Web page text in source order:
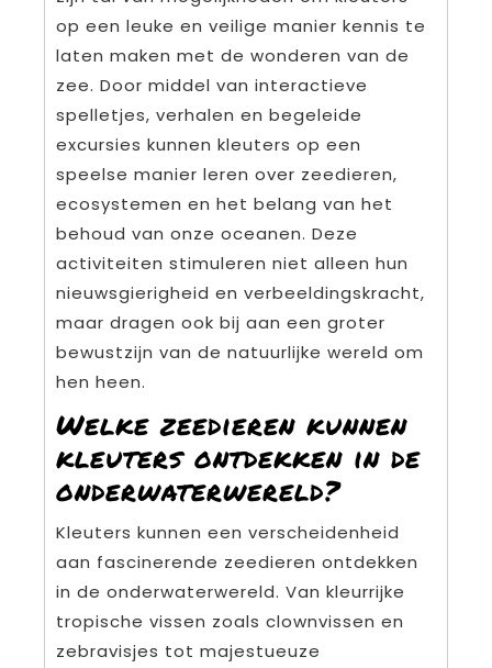
op een leuke en veilige manier kennis te
laten maken met de wonderen van de
zee. Door middel van interactieve
spelletjes, verhalen en begeleide
excursies kunnen kleuters op een
speelse manier leren over zeedieren,
ecosystemen en het belang van het
behoud van onze oceanen. Deze
activiteiten stimuleren niet alleen hun
nieuwsgierigheid en verbeeldingskracht,
maar dragen ook bij aan een groter
bewustzijn van de natuurlijke wereld om
hen heen.
Welke zeedieren kunnen
kleuters ontdekken in de
onderwaterwereld?
Kleuters kunnen een verscheidenheid
aan fascinerende zeedieren ontdekken
in de onderwaterwereld. Van kleurrijke
tropische vissen zoals clownvissen en
zebravisjes tot majestueuze